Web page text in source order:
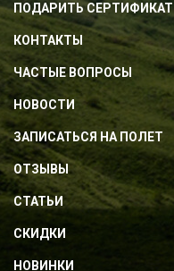
ПОДАРИТЬ СЕРТИФИКАТ
КОНТАКТЫ
ЧАСТЫЕ ВОПРОСЫ
НОВОСТИ
ЗАПИСАТЬСЯ НА ПОЛЕТ
ОТЗЫВЫ
СТАТЬИ
СКИДКИ
НОВИНКИ